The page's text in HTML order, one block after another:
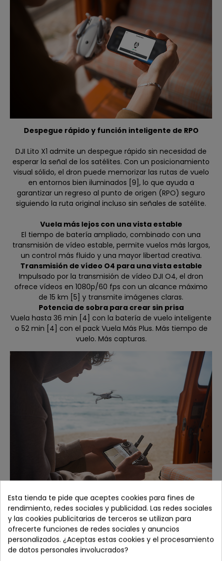
Despegue rápido y función inteligente de RPO
DJI Lito X1 admite un despegue rápido sin necesidad de
esperar la señal de los satélites. Con un posicionamiento
visual sólido, el dron puede memorizar las rutas de vuelo
en entornos bien iluminados [9], lo que ayuda a
garantizar un regreso al punto de origen (RPO) seguro
siguiendo la ruta original incluso sin señales de satélite.
Vuela más lejos con una vista estable
El tiempo de batería ampliado, combinado con una
transmisión de vídeo estable, permite vuelos más largos,
un control más fluido y una mayor libertad creativa.
Transmisión de vídeo O4 para una vista estable
Impulsado por la transmisión de vídeo DJI O4, el dron
ofrece vídeos en 1080p/60 fps con un alcance máximo
de 15 km [5] y transmite imágenes claras.
Potencia de sobra para crear sin prisa
Vuela hasta 36 min [4] con la batería de vuelo inteligente
o 52 min [4] con el pack Vuela Más Plus. Más tiempo de
vuelo. Más capturas.
Crea con facilidad y eficiencia
Almacenamiento interno
Con 42 GB de almacenamiento interno, el dron guarda
momentos impresionantes directamente a bordo y
Esta tienda te pide que aceptes cookies para fines de
rendimiento, redes sociales y publicidad. Las redes sociales
y las cookies publicitarias de terceros se utilizan para
ofrecerte funciones de redes sociales y anuncios
personalizados. ¿Aceptas estas cookies y el procesamiento
de datos personales involucrados?